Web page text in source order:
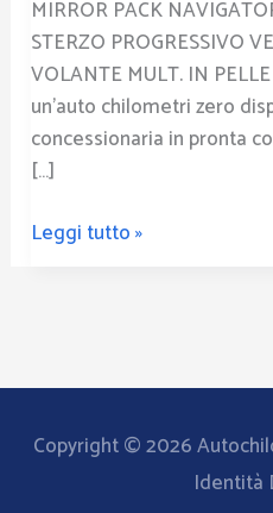
MIRROR PACK
STERZO PROGRESSIVO
VOLANTE MULT. IN
un’auto chilometri zero
concessionaria in pronta
[…]
Leggi tutto »
Copyright © 2026
Identità